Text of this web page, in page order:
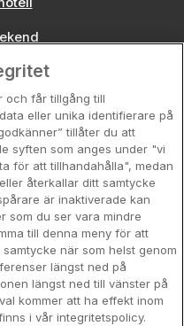
995 kr
och får tillgång till
eller unika identifierare på
tillåter du att
syften som anges under "vi
för att tillhandahålla", medan
återkallar ditt samtycke
är inaktiverade kan
som du ser vara mindre
till denna meny för att
när som helst genom
längst ned på
längst ned till vänster på
kommer att ha effekt inom
i vår integritetspolicy.